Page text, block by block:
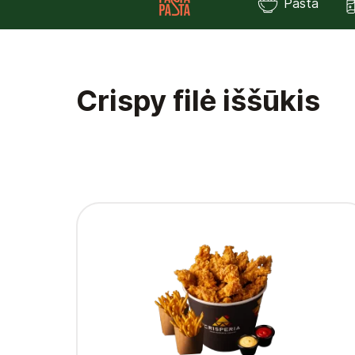
Pasta
Crispy filė iššūkis